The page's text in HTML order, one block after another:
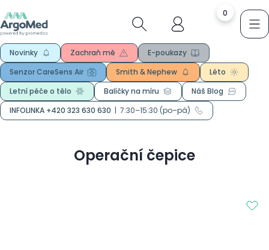
0
Novinky Zachraň mě
E-poukazy
Senzor CareSens Air
Smith & Nephew
Léto
Letní péče o tělo
Balíčky na míru
Náš Blog
INFOLINKA +420 323 630 630 | 7:30–15:30 (po–pá)
Operační čepice